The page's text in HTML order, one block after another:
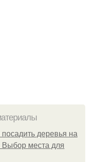
деревья на
Выбор места для